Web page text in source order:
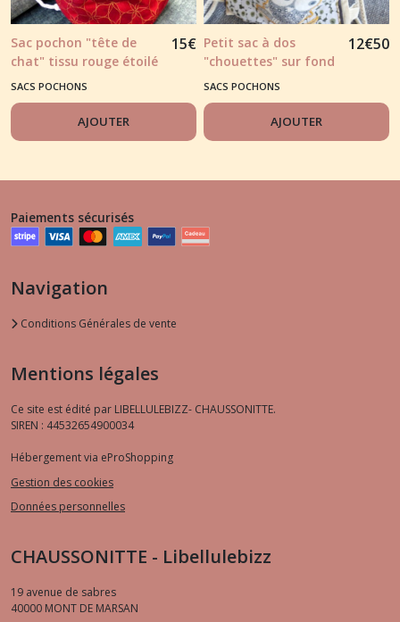
Sac pochon "tête de
chat" tissu rouge étoilé
et notes dorures
15€
SACS POCHONS
AJOUTER
Petit sac à dos
"chouettes" sur fond
fleuri naturel
12€50
SACS POCHONS
AJOUTER
Paiements sécurisés
Navigation
Conditions Générales de vente
Mentions légales
Ce site est édité par LIBELLULEBIZZ- CHAUSSONITTE.
SIREN : 44532654900034
Hébergement via eProShopping
Gestion des cookies
Données personnelles
CHAUSSONITTE - Libellulebizz
19 avenue de sabres
40000 MONT DE MARSAN